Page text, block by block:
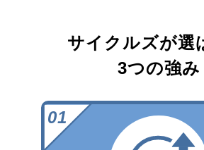
サイクルズが選
3つの強み